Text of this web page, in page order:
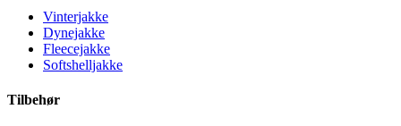
Vinterjakke
Dynejakke
Fleecejakke
Softshelljakke
Tilbehør